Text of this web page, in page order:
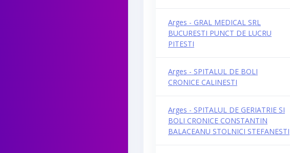
Arges - GRAL MEDICAL SRL
BUCURESTI PUNCT DE LUCRU
PITESTI
Arges - SPITALUL DE BOLI
CRONICE CALINESTI
Arges - SPITALUL DE GERIATRIE SI
BOLI CRONICE CONSTANTIN
BALACEANU STOLNICI STEFANESTI